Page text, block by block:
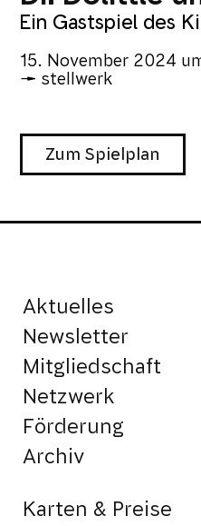
Ein Gastspiel des
15. November 2024
stellwerk
Zum Spielplan
Aktuelles
Newsletter
Mitgliedschaft
Netzwerk
Förderung
Archiv
Karten & Preise